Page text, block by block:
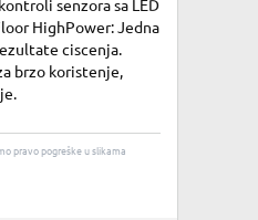
senzora sa LED
HighPower: Jedna
ciscenja.
brzo koristenje,
pravo pogreške u slikama